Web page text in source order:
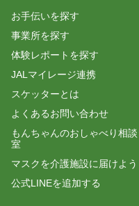
お手伝いを探す
事業所を探す
体験レポートを探す
JALマイレージ連携
スケッターとは
よくあるお問い合わせ
もんちゃんのおしゃべり相談
室
マスクを介護施設に届けよう
公式LINEを追加する